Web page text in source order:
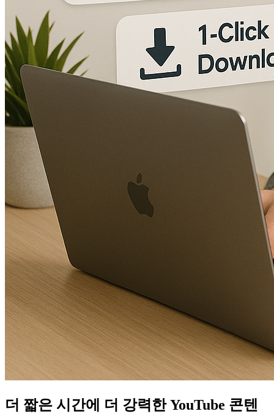
더 짧은 시간에 더 강력한 YouTube 콘텐